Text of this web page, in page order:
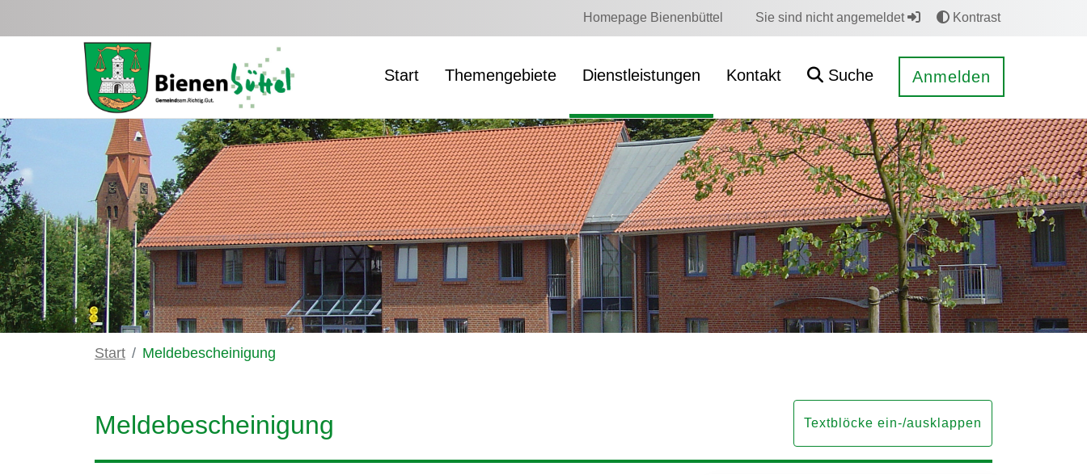
Homepage Bienenbüttel Sie sind nicht angemeldet Kontrast
Start Themengebiete Dienstleistungen Kontakt Suche Anmelden
Start Meldebescheinigung
Meldebescheinigung Textblöcke ein-/ausklappen